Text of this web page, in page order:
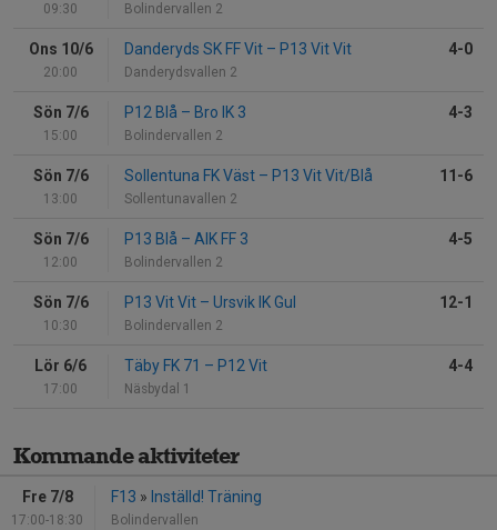
09:30 Bolindervallen 2
Ons 10/6
20:00
Danderyds SK FF Vit – P13 Vit Vit
Danderydsvallen 2
4-0
Sön 7/6
15:00
P12 Blå – Bro IK 3
Bolindervallen 2
4-3
Sön 7/6
13:00
Sollentuna FK Väst – P13 Vit Vit/Blå
Sollentunavallen 2
11-6
Sön 7/6
12:00
P13 Blå – AIK FF 3
Bolindervallen 2
4-5
Sön 7/6
10:30
P13 Vit Vit – Ursvik IK Gul
Bolindervallen 2
12-1
Lör 6/6
17:00
Täby FK 71 – P12 Vit
Näsbydal 1
4-4
Kommande aktiviteter
Fre 7/8
17:00-18:30
F13 » Inställd! Träning
Bolindervallen